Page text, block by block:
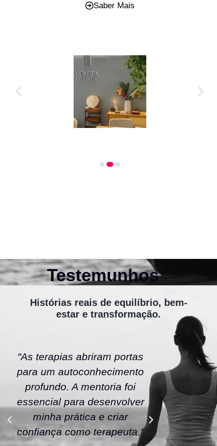
Saber Mais
Testemunhos
Histórias reais de equilíbrio, bem-
estar e transformação.
"As terapias abriram portas
para um autoconhecimento
profundo. A mentoria foi
essencial para desenvolver
minha prática e criar
confiança como terapeuta."
"A
escola
As
uma